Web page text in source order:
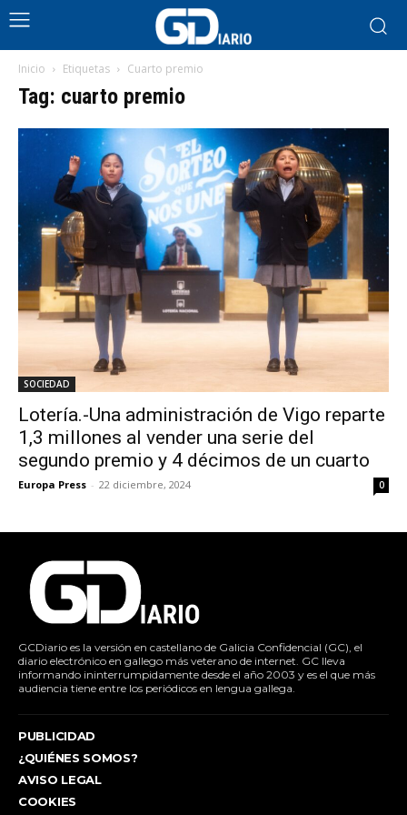
Inicio Etiquetas Cuarto premio
Tag: cuarto premio
SOCIEDAD
Lotería.-Una administración de Vigo reparte
1,3 millones al vender una serie del
segundo premio y 4 décimos de un cuarto
Europa Press - 22 diciembre, 2024 0
GCDiario es la versión en castellano de Galicia Confidencial (GC), el
diario electrónico en gallego más veterano de internet. GC lleva
informando ininterrumpidamente desde el año 2003 y es el que más
audiencia tiene entre los periódicos en lengua gallega.
PUBLICIDAD
¿QUIÉNES SOMOS?
AVISO LEGAL
COOKIES